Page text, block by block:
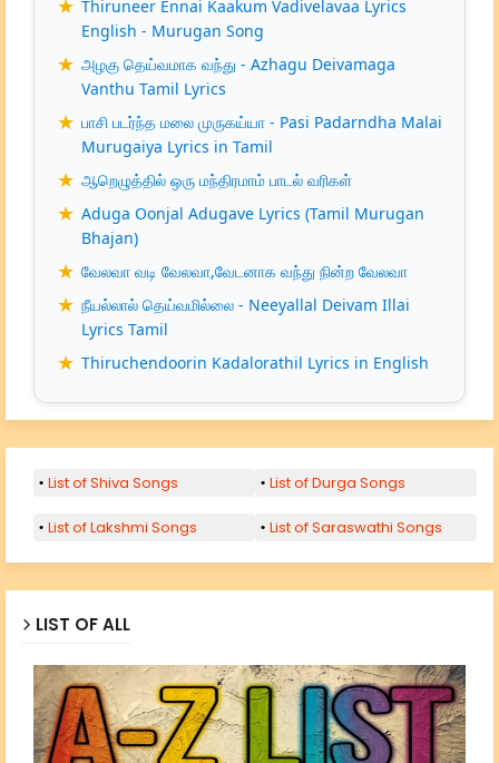
Thiruneer Ennai Kaakum Vadivelavaa Lyrics
English - Murugan Song
அழகு தெய்வமாக வந்து - Azhagu Deivamaga
Vanthu Tamil Lyrics
பாசி படர்ந்த மலை முருகய்யா - Pasi Padarndha Malai
Murugaiya Lyrics in Tamil
ஆறெழுத்தில் ஒரு மந்திரமாம் பாடல் வரிகள்
Aduga Oonjal Adugave Lyrics (Tamil Murugan
Bhajan)
வேலவா வடி வேலவா,வேடனாக வந்து நின்ற வேலவா
நீயல்லால் தெய்வமில்லை - Neeyallal Deivam Illai
Lyrics Tamil
Thiruchendoorin Kadalorathil Lyrics in English
List of Shiva Songs List of Durga Songs
List of Lakshmi Songs List of Saraswathi Songs
LIST OF ALL